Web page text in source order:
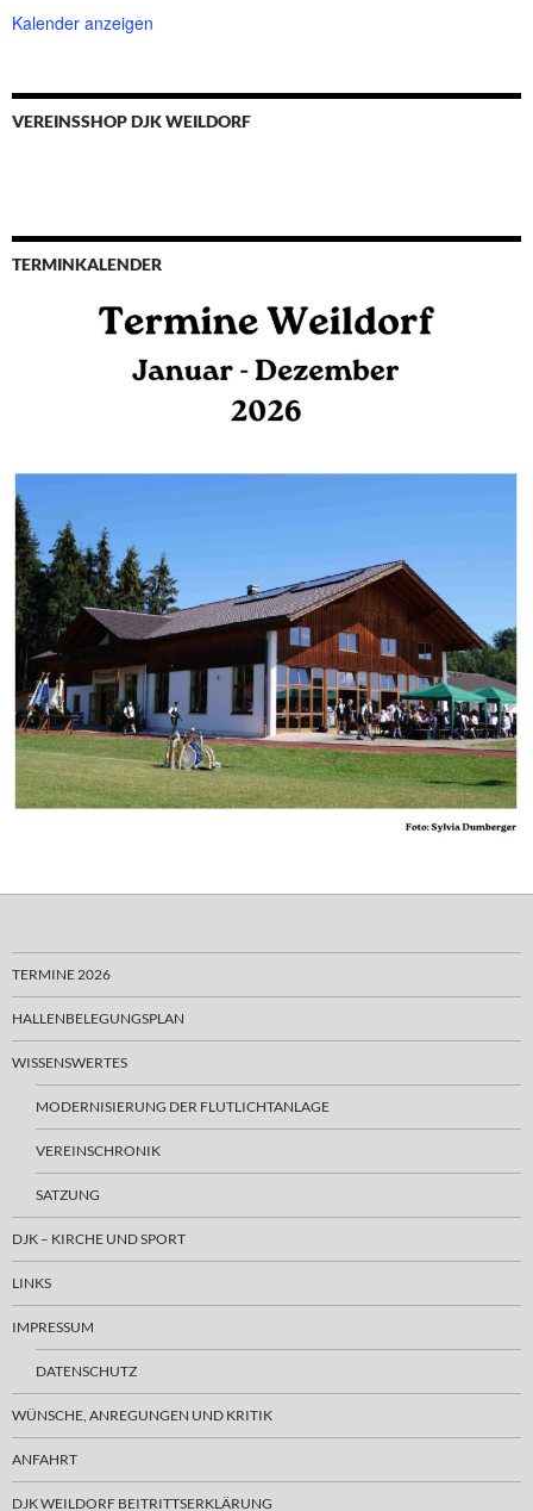
Kalender anzeigen
VEREINSSHOP DJK WEILDORF
TERMINKALENDER
TERMINE 2026
HALLENBELEGUNGSPLAN
WISSENSWERTES
MODERNISIERUNG DER FLUTLICHTANLAGE
VEREINSCHRONIK
SATZUNG
DJK – KIRCHE UND SPORT
LINKS
IMPRESSUM
DATENSCHUTZ
WÜNSCHE, ANREGUNGEN UND KRITIK
ANFAHRT
DJK WEILDORF BEITRITTSERKLÄRUNG